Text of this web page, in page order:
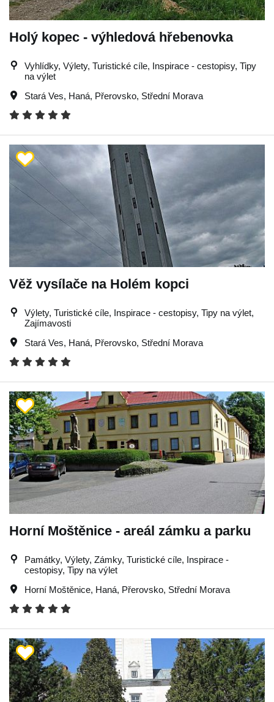
Holý kopec - výhledová hřebenovka
Vyhlídky, Výlety, Turistické cíle, Inspirace - cestopisy, Tipy
na výlet
Stará Ves, Haná, Přerovsko, Střední Morava
Věž vysílače na Holém kopci
Výlety, Turistické cíle, Inspirace - cestopisy, Tipy na výlet,
Zajímavosti
Stará Ves, Haná, Přerovsko, Střední Morava
Horní Moštěnice - areál zámku a parku
Památky, Výlety, Zámky, Turistické cíle, Inspirace -
cestopisy, Tipy na výlet
Horní Moštěnice, Haná, Přerovsko, Střední Morava